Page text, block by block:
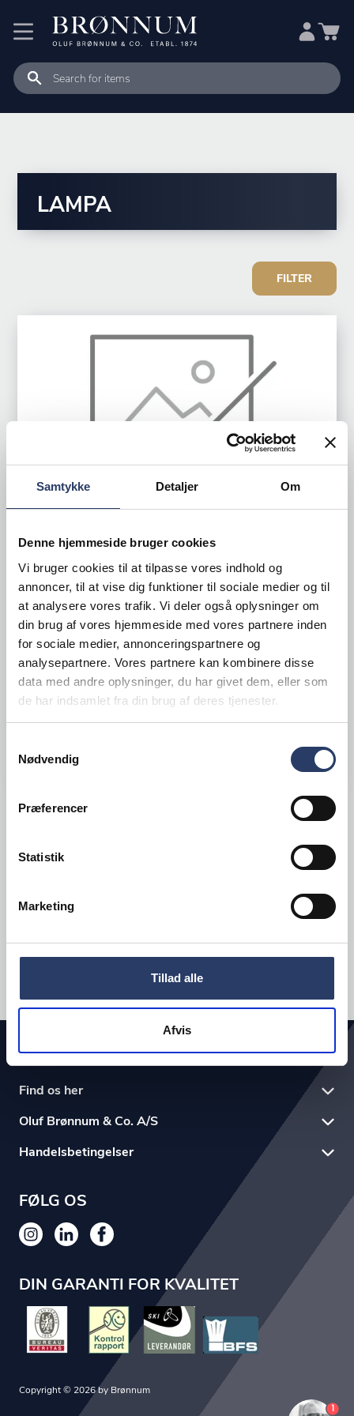
Samtykke Detaljer Om
Denne hjemmeside bruger cookies
Vi bruger cookies til at tilpasse vores indhold og
annoncer, til at vise dig funktioner til sociale medier og til
at analysere vores trafik. Vi deler også oplysninger om
din brug af vores hjemmeside med vores partnere inden
for sociale medier, annonceringspartnere og
analysepartnere. Vores partnere kan kombinere disse
data med andre oplysninger, du har givet dem, eller som
de har indsamlet fra din brug af deres tjenester.
Nødvendig
Præferencer
Statistik
Marketing
Tillad alle
Afvis
LAMPA
FILTER
Lampa
Oplader Pirlo
Sort Plast
Varenr.97000196
Bestillingsvare - Forventet leveringstid 21 hverdage
3.590,00 DKK /productUnit
Find os her
Oluf Brønnum & Co. A/S
Handelsbetingelser
FØLG OS
DIN GARANTI FOR KVALITET
Copyright © 2026 by Brønnum
1